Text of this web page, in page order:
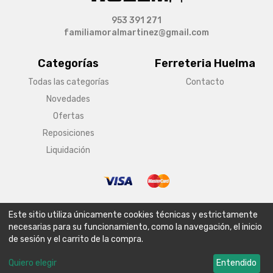
Categorías
Todas las categorías
Novedades
Ofertas
Reposiciones
Liquidación
Ferreteria Huelma
Contacto
953 391 271
familiamoralmartinez@gmail.com
Aviso legal Condiciones generales de venta
Política de envío
Política de privacidad
Política de cookies
Este sitio utiliza únicamente cookies técnicas y estrictamente
necesarias para su funcionamiento, como la navegación, el inicio
de sesión y el carrito de la compra.
Quiero elegir Entendido